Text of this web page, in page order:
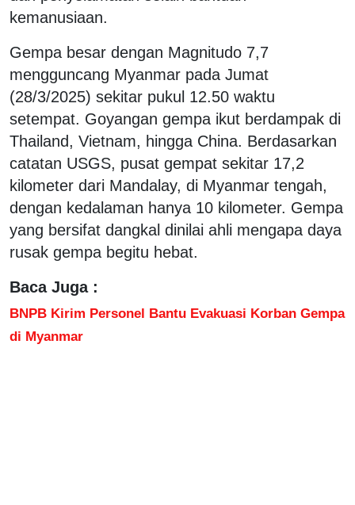
kemanusiaan.
Gempa besar dengan Magnitudo 7,7
mengguncang Myanmar pada Jumat
(28/3/2025) sekitar pukul 12.50 waktu
setempat. Goyangan gempa ikut berdampak di
Thailand, Vietnam, hingga China. Berdasarkan
catatan USGS, pusat gempat sekitar 17,2
kilometer dari Mandalay, di Myanmar tengah,
dengan kedalaman hanya 10 kilometer. Gempa
yang bersifat dangkal dinilai ahli mengapa daya
rusak gempa begitu hebat.
Baca Juga :
BNPB Kirim Personel Bantu Evakuasi Korban Gempa
di Myanmar